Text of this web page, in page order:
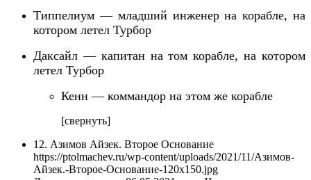
Типпелиум — младший инженер на корабле, на
котором летел Турбор
Даксайл — капитан на том корабле, на котором
летел Турбор
Кенн — коммандор на этом же корабле
[свернуть]
12. Азимов Айзек. Второе Основание
https://ptolmachev.ru/wp-content/uploads/2021/11/Азимов-
Айзек.-Второе-Основание-120x150.jpg